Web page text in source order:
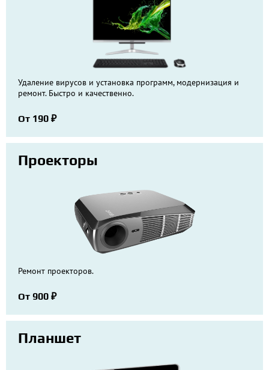
Удаление вирусов и установка программ, модернизация и
ремонт. Быстро и качественно.
От 190 ₽
Проекторы
Ремонт проекторов.
От 900 ₽
Планшет